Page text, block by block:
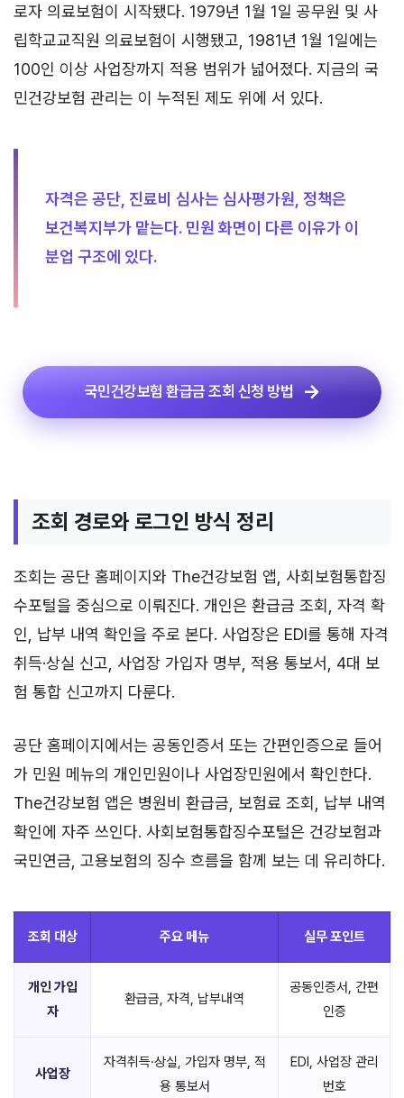
로자 의료보험이 시작됐다. 1979년 1월 1일 공무원 및 사
립학교교직원 의료보험이 시행됐고, 1981년 1월 1일에는
100인 이상 사업장까지 적용 범위가 넓어졌다. 지금의 국
민건강보험 관리는 이 누적된 제도 위에 서 있다.
자격은 공단, 진료비 심사는 심사평가원, 정책은
보건복지부가 맡는다. 민원 화면이 다른 이유가 이
분업 구조에 있다.
국민건강보험 환급금 조회 신청 방법
조회 경로와 로그인 방식 정리
조회는 공단 홈페이지와 The건강보험 앱, 사회보험통합징
수포털을 중심으로 이뤄진다. 개인은 환급금 조회, 자격 확
인, 납부 내역 확인을 주로 본다. 사업장은 EDI를 통해 자격
취득·상실 신고, 사업장 가입자 명부, 적용 통보서, 4대 보
험 통합 신고까지 다룬다.
공단 홈페이지에서는 공동인증서 또는 간편인증으로 들어
가 민원 메뉴의 개인민원이나 사업장민원에서 확인한다.
The건강보험 앱은 병원비 환급금, 보험료 조회, 납부 내역
확인에 자주 쓰인다. 사회보험통합징수포털은 건강보험과
국민연금, 고용보험의 징수 흐름을 함께 보는 데 유리하다.
조회 대상 주요 메뉴 실무 포인트
개인 가입
자
환급금, 자격, 납부내역
공동인증서, 간편
인증
사업장
자격취득·상실, 가입자 명부, 적
용 통보서
EDI, 사업장 관리
번호